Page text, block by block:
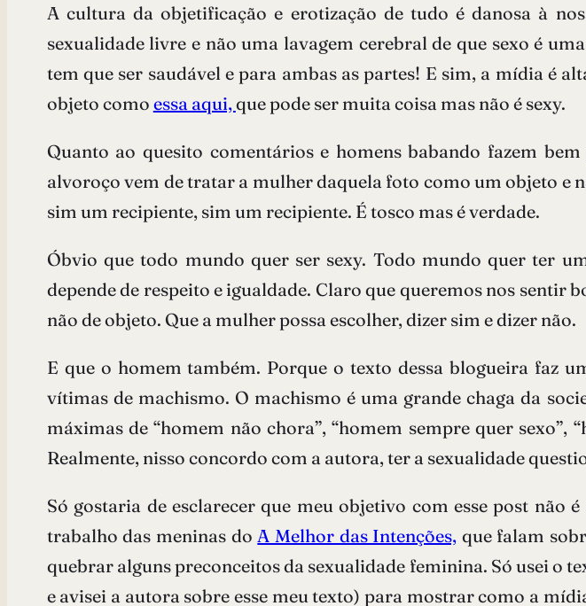
A cultura da objetificação e erotização de tudo é danosa à
sexualidade livre e não uma lavagem cerebral de que sexo é
tem que ser saudável e para ambas as partes! E sim, a mídia é
objeto como essa aqui, que pode ser muita coisa mas não é sexy.
Quanto ao quesito comentários e homens babando fazem
alvoroço vem de tratar a mulher daquela foto como um objeto e
sim um recipiente, sim um recipiente. É tosco mas é verdade.
Óbvio que todo mundo quer ser sexy. Todo mundo quer ter
depende de respeito e igualdade. Claro que queremos nos sentir
não de objeto. Que a mulher possa escolher, dizer sim e dizer não.
E que o homem também. Porque o texto dessa blogueira faz
vítimas de machismo. O machismo é uma grande chaga da
máximas de “homem não chora”, “homem sempre quer
Realmente, nisso concordo com a autora, ter a sexualidade
Só gostaria de esclarecer que meu objetivo com esse post
trabalho das meninas do A Melhor das Intenções, que falam
quebrar alguns preconceitos da sexualidade feminina. Só usei o
e avisei a autora sobre esse meu texto) para mostrar como a